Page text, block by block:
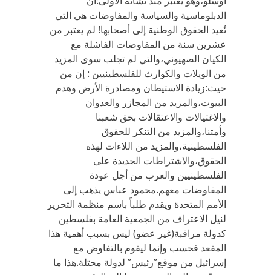
الدبلوماسية والسياسة والمفاوضات هي التي
تُعيد الحقوق الوطنية إلى أصحابها! لم يعتبر من
عشرين سنة من المفاوضات الفاشلة مع
الكيان الصهيوني،والتي لم تجلب سوى المزيد
من الويلات والكوارث للفلسطينيين : إن من
حيث:زيادة الاستيطان ومصادرة الأرض وهدم
البيوت،والمزيد من المجازر والعدوان
والاغتيالات والاعتقالات بحق شعبنا
وأمتنا،والمزيد من التنكر للحقوق
الفلسطينية،والمزيد من اللاءات لهذه
الحقوق،والاشتراطات الجديدة على
الفلسطينيين والعرب من أجل عودة
المفاوضات معهم.محمود عباس يذهب إلى
الأمم المتحدة ويقدم طلباً باسم منظمة التحرير
لنيل الاعتراف من الجمعية العامة بفلسطين
كدولة مراقبة(غير عضو) ليس بسبب أهمية هذا
المقعد فحسب وإنما ليقوم بالتفاوض مع
إسرائيل من موقع”رئيس” لدولة محتلة.هذا ما